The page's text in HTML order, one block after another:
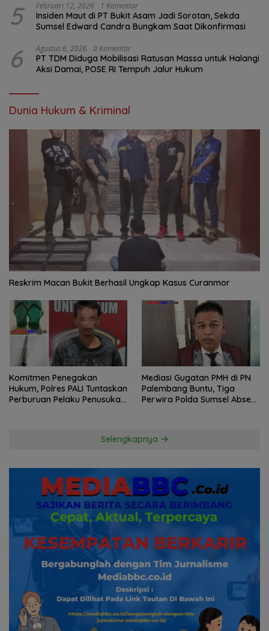
5 Februari 12, 2026 1 Komentar
Insiden Maut di PT Bukit Asam Jadi Sorotan, Sekda
Sumsel Edward Candra Bungkam Saat Dikonfirmasi
6 Agustus 6, 2026 0 Komentar
PT TDM Diduga Mobilisasi Ratusan Massa untuk Halangi
Aksi Damai, POSE RI Tempuh Jalur Hukum
Dunia Hukum & Kriminal
Reskrim Macan Bukit Berhasil Ungkap Kasus Curanmor
Komitmen Penegakan
Hukum, Polres PALI Tuntaskan
Perburuan Pelaku Penusukan
Mediasi Gugatan PMH di PN
Palembang Buntu, Tiga
Perwira Polda Sumsel Absen,
Selengkapnya